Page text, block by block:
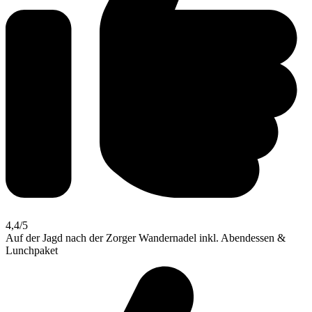
4,4/5
Auf der Jagd nach der Zorger Wandernadel inkl. Abendessen &
Lunchpaket